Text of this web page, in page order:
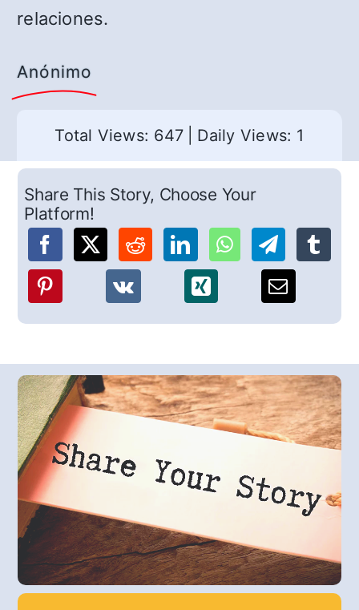
relaciones.
Anónimo
Total Views: 647 Daily Views: 1
Share This Story, Choose Your
Platform!